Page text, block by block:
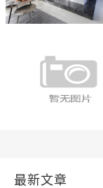
最新文章